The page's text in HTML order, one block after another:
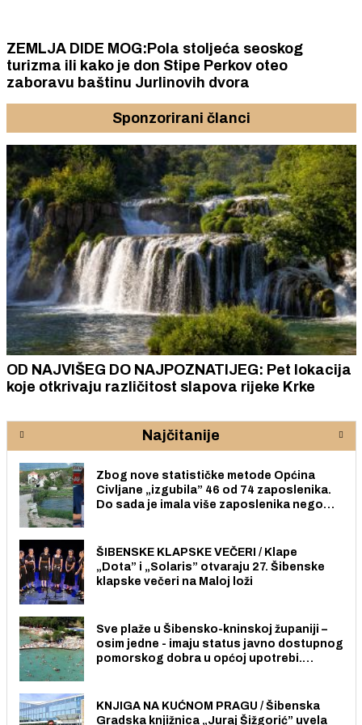
ZEMLJA DIDE MOG:Pola stoljeća seoskog
turizma ili kako je don Stipe Perkov oteo
zaboravu baštinu Jurlinovih dvora
Sponzorirani članci
OD NAJVIŠEG DO NAJPOZNATIJEG: Pet lokacija
koje otkrivaju različitost slapova rijeke Krke
Najčitanije
Zbog nove statističke metode Općina
Civljane „izgubila” 46 od 74 zaposlenika.
Do sada je imala više zaposlenika nego
ŠIBENSKE KLAPSKE VEČERI / Klape
„Dota” i „Solaris” otvaraju 27. Šibenske
klapske večeri na Maloj loži
Sve plaže u Šibensko-kninskoj županiji –
osim jedne - imaju status javno dostupnog
pomorskog dobra u općoj upotrebi.
KNJIGA NA KUĆNOM PRAGU / Šibenska
Gradska knjižnica „Juraj Šižgorić” uvela